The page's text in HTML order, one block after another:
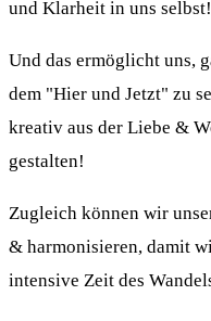
und Klarheit in uns selbst!
Und das ermöglicht uns,
dem "Hier und Jetzt" zu
kreativ aus der Liebe &
gestalten!
Zugleich können wir
& harmonisieren, damit
intensive Zeit des